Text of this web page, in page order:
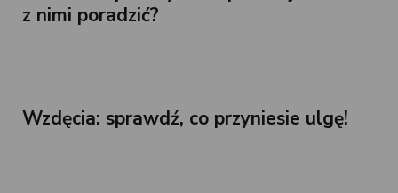
z nimi poradzić?
Wzdęcia: sprawdź, co przyniesie ulgę!